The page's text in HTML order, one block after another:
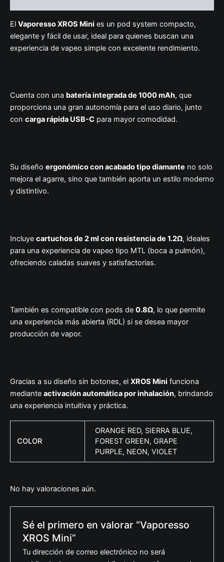
El Vaporesso XROS Mini es un pod system compacto,
elegante y fácil de usar, ideal para quienes buscan una
experiencia de vapeo simple con excelente rendimiento.
Cuenta con una batería integrada de 1000 mAh, que
proporciona una gran autonomía para el uso diario, junto
con carga rápida USB-C para mayor comodidad.
Su diseño ergonómico con acabado tipo diamante no solo
mejora el agarre, sino que también aporta un estilo moderno
y distintivo.
Incluye cartuchos de 2 ml con resistencia de 1.2Ω, ideales
para una experiencia de vapeo tipo MTL (boca a pulmón),
ofreciendo caladas suaves y satisfactorias.
También es compatible con pods de 0.8Ω, lo que permite
una experiencia más abierta (RDL) si se desea mayor
producción de vapor.
Gracias a su diseño sin botones, el XROS Mini funciona
mediante activación automática por inhalación, brindando
una experiencia intuitiva y práctica.
COLOR
ORANGE RED, SIERRA BLUE,
FOREST GREEN, GRAPE
PURPLE, NEON, VIOLET
No hay valoraciones aún.
Sé el primero en valorar “Vaporesso
XROS Mini”
Tu dirección de correo electrónico no será